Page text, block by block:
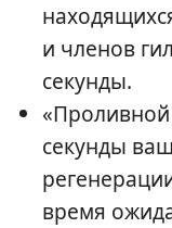
и членов
секунды.
секунды
время